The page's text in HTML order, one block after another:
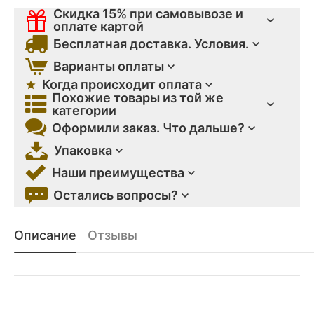
Скидка 15% при самовывозе и
оплате картой
Бесплатная доставка. Условия.
Варианты оплаты
Когда происходит оплата
Похожие товары из той же
категории
Оформили заказ. Что дальше?
Упаковка
Наши преимущества
Остались вопросы?
Описание Отзывы